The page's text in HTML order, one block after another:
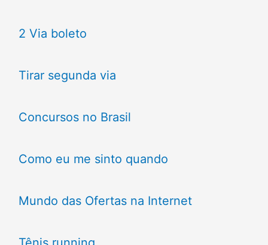
2 Via boleto
Tirar segunda via
Concursos no Brasil
Como eu me sinto quando
Mundo das Ofertas na Internet